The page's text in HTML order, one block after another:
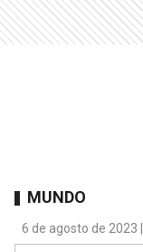
MUNDO
6 de agosto de 2023